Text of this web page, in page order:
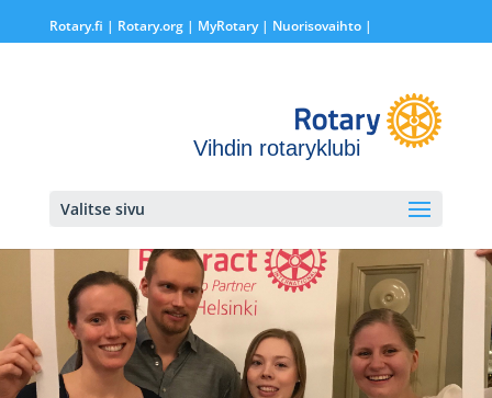
Rotary.fi | Rotary.org| MyRotary | Nuorisovaihto|
Vihdin rotaryklubi
Valitse sivu